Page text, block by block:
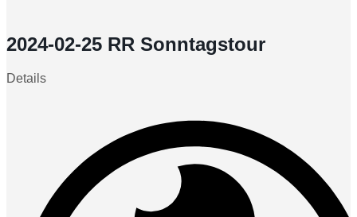
2024-02-25 RR Sonntagstour
Details